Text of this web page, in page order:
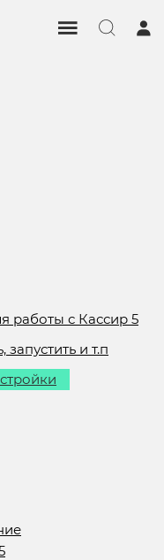
работы с Кассир 5
запустить и т.п